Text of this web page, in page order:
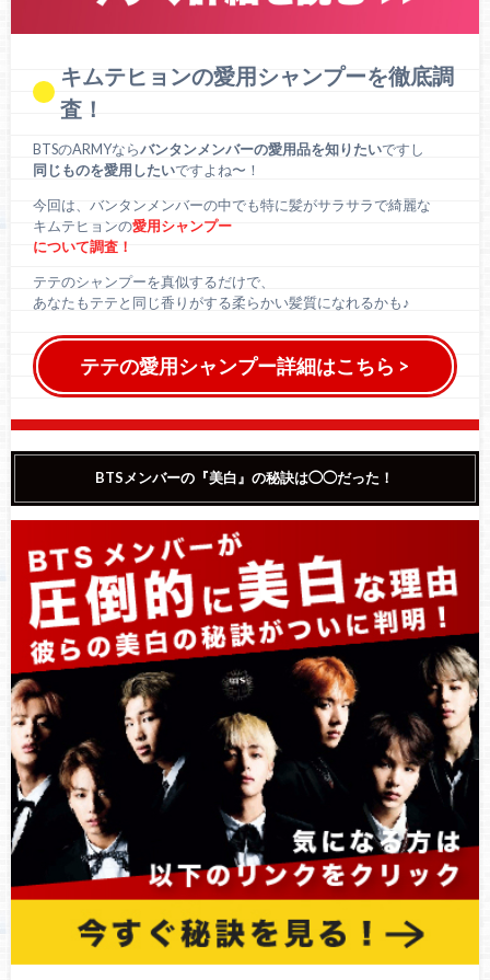
キムテヒョンの愛用シャンプーを徹底調
査！
BTSのARMYならバンタンメンバーの愛用品を知りたいですし
同じものを愛用したいですよね〜！
今回は、バンタンメンバーの中でも特に髪がサラサラで綺麗な
キムテヒョンの愛用シャンプー
について調査！
テテのシャンプーを真似するだけで、
あなたもテテと同じ香りがする柔らかい髪質になれるかも♪
テテの愛用シャンプー詳細はこちら >
BTSメンバーの『美白』の秘訣は◯◯だった！